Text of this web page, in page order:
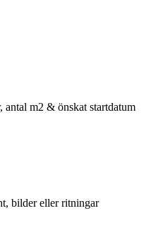
antal m2 & önskat startdatum
bilder eller ritningar